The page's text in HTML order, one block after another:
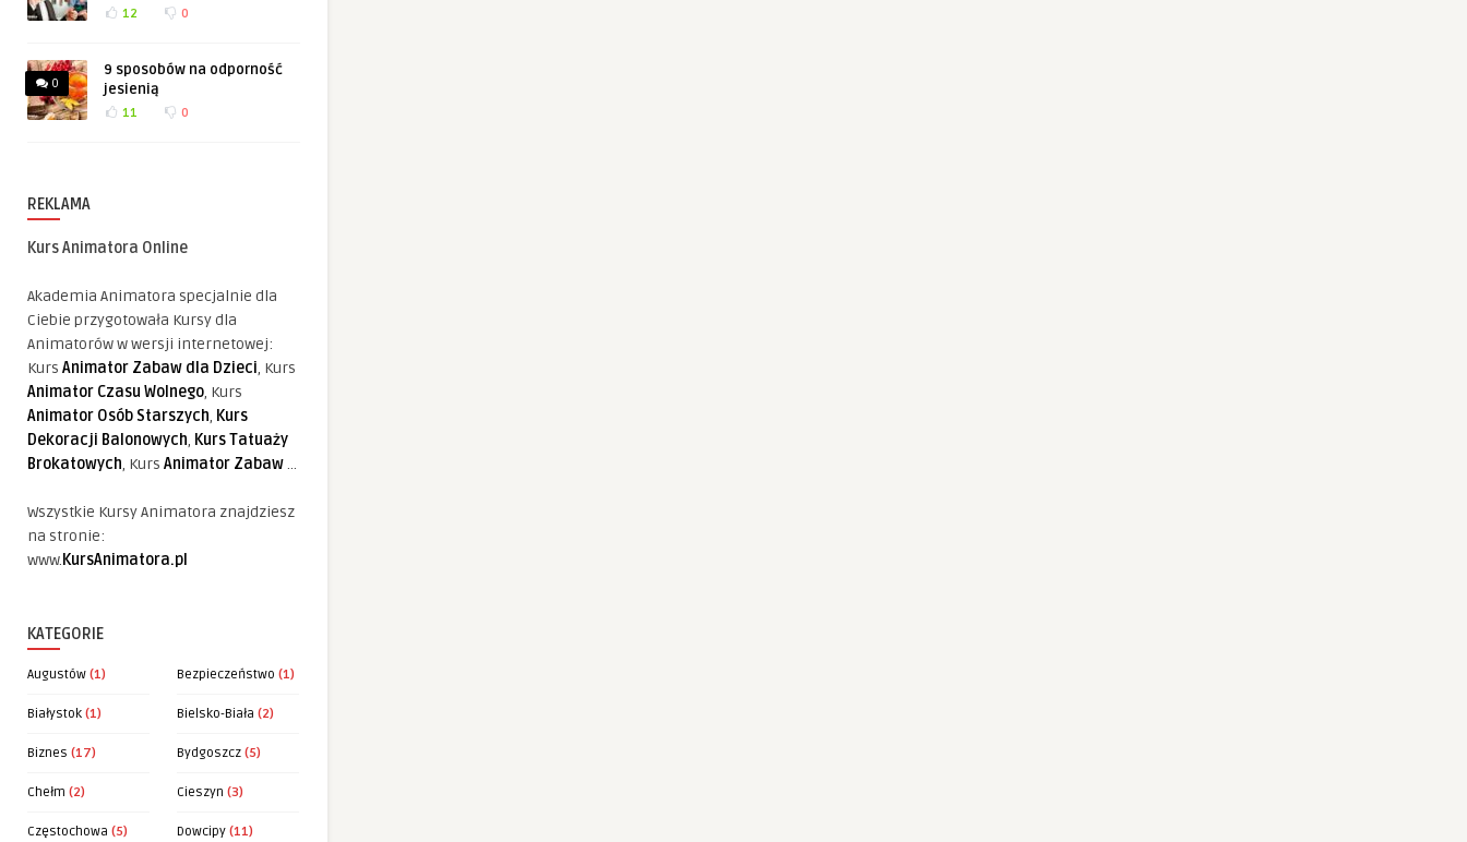
12 0
0
9 sposobów na odporność
jesienią
11 0
REKLAMA
Kurs Animatora Online
Akademia Animatora specjalnie dla
Ciebie przygotowała Kursy dla
Animatorów w wersji internetowej:
Kurs Animator Zabaw dla Dzieci, Kurs
Animator Czasu Wolnego, Kurs
Animator Osób Starszych, Kurs
Dekoracji Balonowych, Kurs Tatuaży
Brokatowych, Kurs Animator Zabaw...
Wszystkie Kursy Animatora znajdziesz
na stronie:
www.KursAnimatora.pl
KATEGORIE
Augustów (1) Bezpieczeństwo (1)
Białystok (1) Bielsko-Biała (2)
Biznes (17) Bydgoszcz (5)
Chełm (2) Cieszyn (3)
Częstochowa (5) Dowcipy (11)